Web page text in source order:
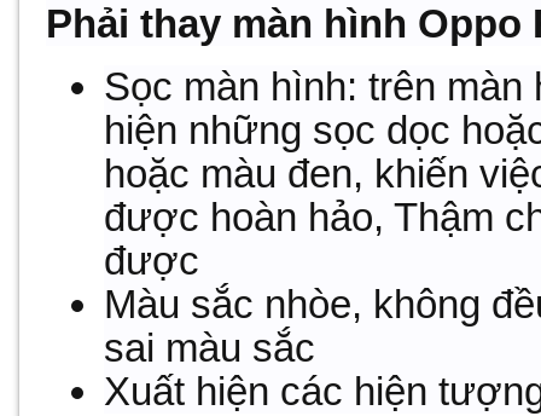
Phải thay màn hình Oppo
Sọc màn hình: trên
hiện những sọc dọc
hoặc màu đen, khiến
được hoàn hảo, Thậm
được
Màu sắc nhòe, không
sai màu sắc
Xuất hiện các hiện